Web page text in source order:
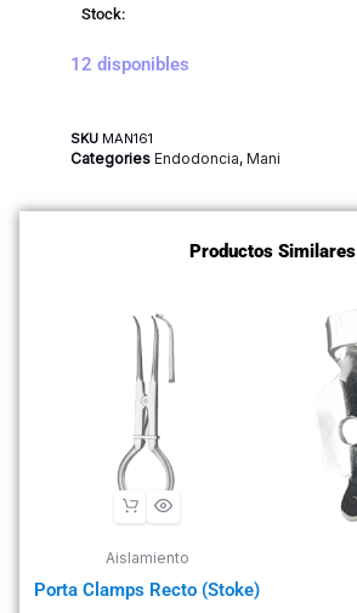
Stock:
12 disponibles
SKU MAN161
Categories Endodoncia, Mani
Productos Similares
Aislamiento
Porta Clamps Recto (Stoke)